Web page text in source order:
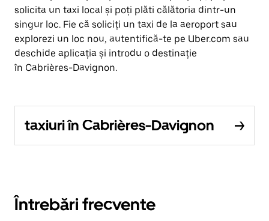
solicita un taxi local și poți plăti călătoria dintr-un
singur loc. Fie că soliciți un taxi de la aeroport sau
explorezi un loc nou, autentifică-te pe Uber.com sau
deschide aplicația și introdu o destinație
în Cabrières-Davignon.
taxiuri în Cabrières-Davignon
Întrebări frecvente